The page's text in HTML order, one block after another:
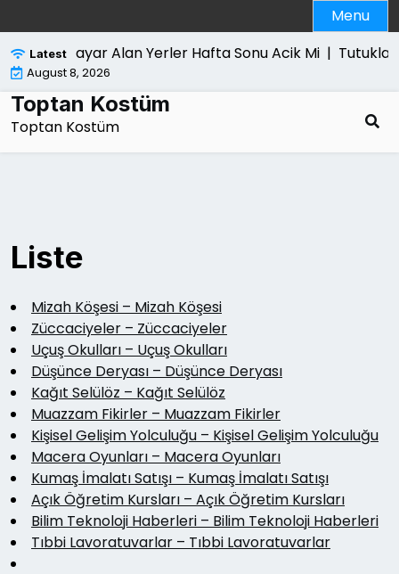
to
content
Menu
Latest
Bilgisayar Alan Yerler Hafta Sonu Acik Mi |
August 8, 2026
Toptan Kostüm
Toptan Kostüm
Liste
Mizah Köşesi – Mizah Köşesi
Züccaciyeler – Züccaciyeler
Uçuş Okulları – Uçuş Okulları
Düşünce Deryası – Düşünce Deryası
Kağıt Selülöz – Kağıt Selülöz
Muazzam Fikirler – Muazzam Fikirler
Kişisel Gelişim Yolculuğu – Kişisel Gelişim Yolculuğu
Macera Oyunları – Macera Oyunları
Kumaş İmalatı Satışı – Kumaş İmalatı Satışı
Açık Öğretim Kursları – Açık Öğretim Kursları
Bilim Teknoloji Haberleri – Bilim Teknoloji Haberleri
Tıbbi Lavoratuvarlar – Tıbbi Lavoratuvarlar